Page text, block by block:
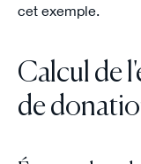
cet exemple.
Calcul de
de